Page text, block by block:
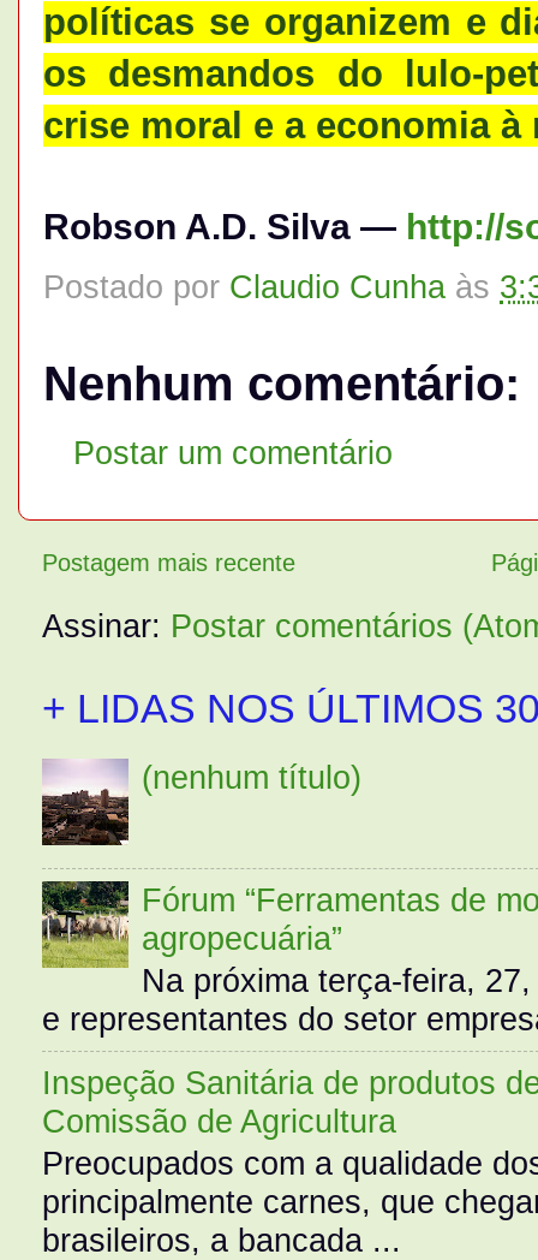
políticas se organizem e
os desmandos do lulo-
crise moral e a economia à
Robson A.D. Silva — http://
Postado por Claudio Cunha às
Nenhum comentário:
Postar um comentário
Postagem mais recente
Assinar: Postar comentários
+ LIDAS NOS ÚLTIMOS
(nenhum título)
Fórum “Ferramentas de
agropecuária”
Na próxima terça-feira,
e representantes do setor
Inspeção Sanitária de produtos
Comissão de Agricultura
Preocupados com a qualidade
principalmente carnes, que
brasileiros, a bancada ...